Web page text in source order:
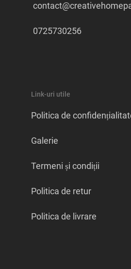
0725730256
Link-uri utile
Politica de
Galerie
Termeni și condiții
Politica de retur
Politica de livrare